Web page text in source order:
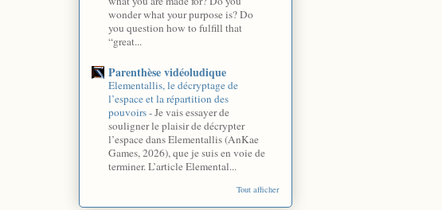
wonder what your purpose is? Do
you question how to fulfill that
“great...
Parenthèse vidéoludique
Elementallis, le décryptage de
l’espace et la répartition des
pouvoirs-Je vais essayer de
souligner le plaisir de décrypter
l’espace dans Elementallis (AnKae
Games, 2026), que je suis en voie de
terminer. L’article Elemental...
Tout afficher